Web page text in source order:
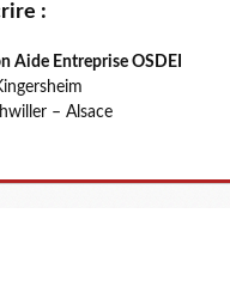
:
Aide Entreprise OSDEI
– Alsace